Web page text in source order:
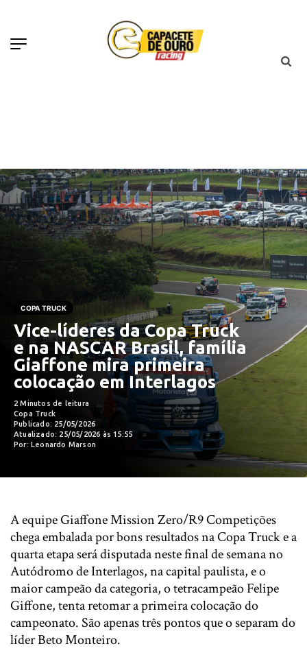
COPA TRUCK
Vice-líderes da Copa Truck
e na NASCAR Brasil, família
Giaffone mira primeira
colocação em Interlagos
2 Minutos de leitura
Copa Truck
Publicado: 25/05/2026
Atualizado: 25/05/2026 às 15:55
Por: Leonardo Marson
A equipe Giaffone Mission Zero/R9 Competições
chega embalada por bons resultados na Copa Truck e a
quarta etapa será disputada neste final de semana no
Autódromo de Interlagos, na capital paulista, e o
maior campeão da categoria, o tetracampeão Felipe
Giffone, tenta retomar a primeira colocação do
campeonato. São apenas três pontos que o separam do
líder Beto Monteiro.